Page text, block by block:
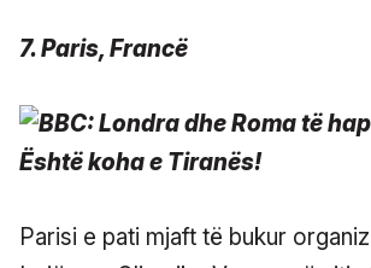
7. Paris, Francë
Parisi e pati mjaft të bukur